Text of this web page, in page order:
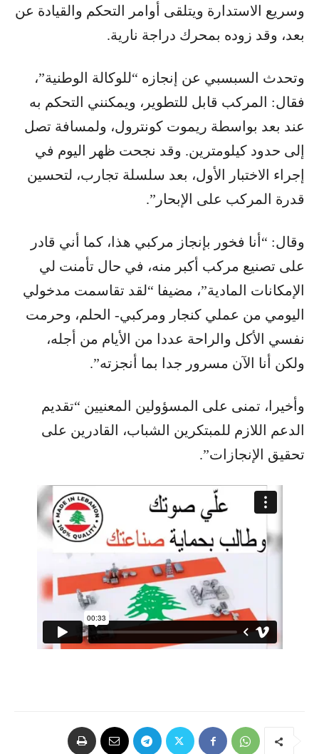
وسريع الاستدارة ويتلقى أوامر التحكم والقيادة عن
بعد، وقد زوده بمحرك دراجة نارية.
وتحدث السبسبي عن إنجازه “للوكالة الوطنية”،
فقال: المركب قابل للتطوير، ويمكنني التحكم به
عند بعد بواسطة ريموت كونترول، ولمسافة تصل
إلى حدود كيلومترين. وقد نجحت ظهر اليوم في
إجراء الاختبار الأول، بعد سلسلة تجارب، لتحسين
قدرة المركب على الإبحار”.
وقال: “أنا فخور بإنجاز مركبي هذا، كما أني قادر
على تصنيع مركب أكبر منه، في حال تأمنت لي
الإمكانات المادية”، مضيفا “لقد تقاسمت مدخولي
اليومي من عملي كنجار ومركبي- الحلم، وحرمت
نفسي الأكل والراحة عددا من الأيام من أجله،
ولكن أنا الآن مسرور جدا بما أنجزته”.
وأخيرا، تمنى على المسؤولين المعنيين “تقديم
الدعم اللازم للمبتكرين الشباب، القادرين على
تحقيق الإنجازات”.